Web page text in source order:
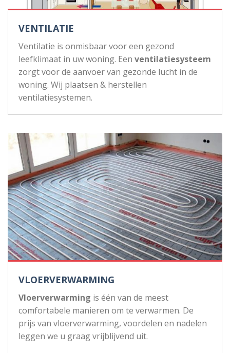
VENTILATIE
Ventilatie is onmisbaar voor een gezond
leefklimaat in uw woning. Een ventilatiesysteem
zorgt voor de aanvoer van gezonde lucht in de
woning. Wij plaatsen & herstellen
ventilatiesystemen.
VLOERVERWARMING
Vloerverwarming is één van de meest
comfortabele manieren om te verwarmen. De
prijs van vloerverwarming, voordelen en nadelen
leggen we u graag vrijblijvend uit.